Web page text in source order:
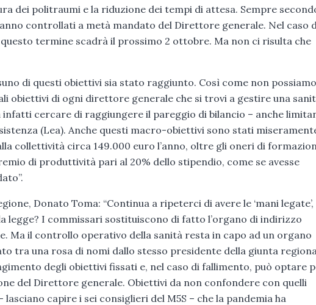
dei politraumi e la riduzione dei tempi di attesa. Sempre
controllati a metà mandato del Direttore generale. Nel caso
termine scadrà il prossimo 2 ottobre. Ma non ci risulta che
di questi obiettivi sia stato raggiunto. Così come non possiamo
obiettivi di ogni direttore generale che si trovi a gestire una
infatti cercare di raggiungere il pareggio di bilancio – anche
(Lea). Anche questi macro-obiettivi sono stati
collettività circa 149.000 euro l’anno, oltre gli oneri di
di produttività pari al 20% dello stipendio, come se avesse
Donato Toma: “Continua a ripeterci di avere le ‘mani legate’,
legge? I commissari sostituiscono di fatto l’organo di indirizzo
Ma il controllo operativo della sanità resta in capo ad un organo
tra una rosa di nomi dallo stesso presidente della giunta
degli obiettivi fissati e, nel caso di fallimento, può optare
del Direttore generale. Obiettivi da non confondere con quelli
capire i sei consiglieri del M5S – che la pandemia ha